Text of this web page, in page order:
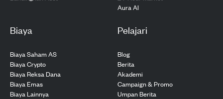
Aura AI
Biaya
Biaya Saham AS
Biaya Crypto
Biaya Reksa Dana
Biaya Emas
Biaya Lainnya
Pelajari
Blog
Berita
Akademi
Campaign & Promo
Umpan Berita